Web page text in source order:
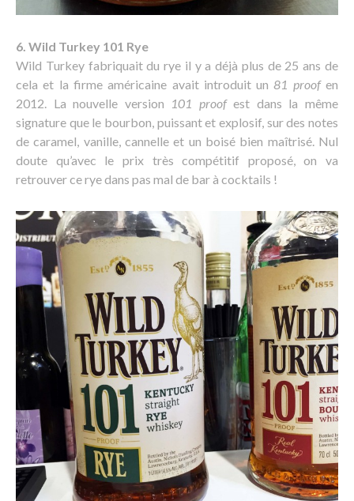
6. Wild Turkey 101 Rye
Wild Turkey fabriquait du rye il y a déjà plus de 25 ans de
cela et la firme américaine avait introduit un81 proofen
2012. La nouvelle version 101 proofest dans la même
signature que le bourbon, puissant et explosif, sur des notes
de caramel, vanille, cannelle et un boisé bien maîtrisé. Nul
doute qu’avec le prix très compétitif proposé, on va
retrouver ce rye dans pas mal de bar à cocktails !